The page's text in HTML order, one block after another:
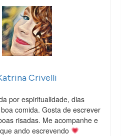
Crivelli
por espiritualidade, dias
comida. Gosta de escrever
risadas. Me acompanhe e
ando escrevendo